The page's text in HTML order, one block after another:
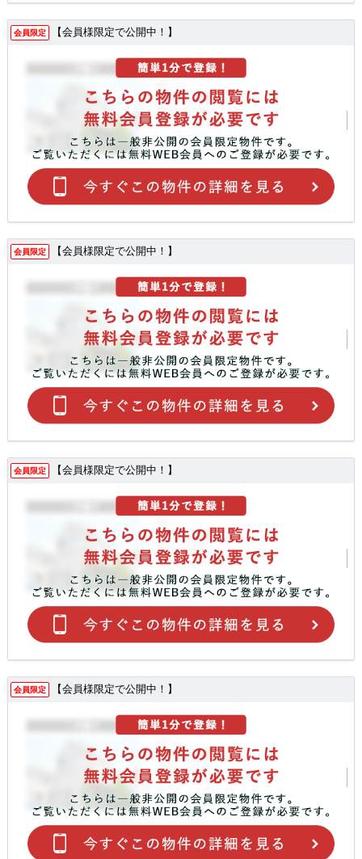
会員限定 【会員様限定で公開中！】
会員限定 【会員様限定で公開中！】
会員限定 【会員様限定で公開中！】
会員限定 【会員様限定で公開中！】